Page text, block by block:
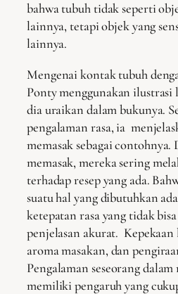
bahwa tubuh tidak seperti
lainnya, tetapi objek yang
lainnya.
Mengenai kontak tubuh
Ponty menggunakan ilustrasi
dia uraikan dalam bukunya.
pengalaman rasa, ia
memasak sebagai
memasak, mereka sering
terhadap resep yang ada.
suatu hal yang dibutuhkan
ketepatan rasa yang tidak
penjelasan akurat.
aroma masakan, dan
Pengalaman seseorang dalam
memiliki pengaruh yang